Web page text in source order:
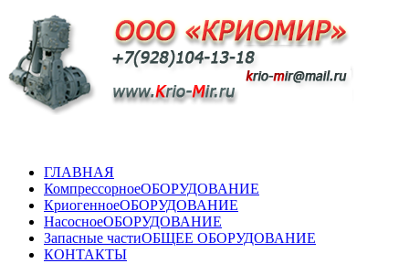
ГЛАВНАЯ
КомпрессорноеОБОРУДОВАНИЕ
КриогенноеОБОРУДОВАНИЕ
НасосноеОБОРУДОВАНИЕ
Запасные частиОБЩЕЕ ОБОРУДОВАНИЕ
КОНТАКТЫ